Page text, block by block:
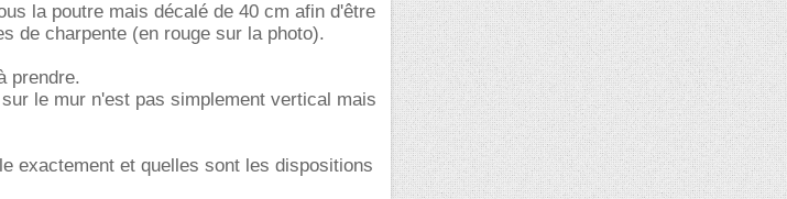
la poutre mais décalé de 40 cm afin d'être
de charpente (en rouge sur la photo).
prendre.
le mur n'est pas simplement vertical mais
exactement et quelles sont les dispositions